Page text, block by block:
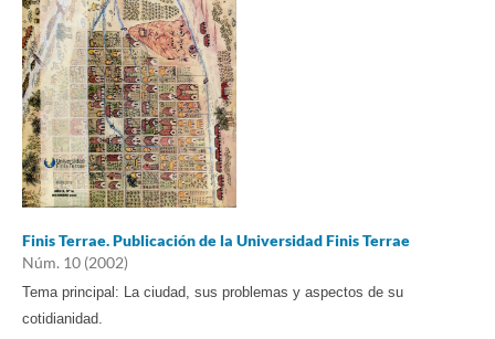
Finis Terrae. Publicación de la Universidad Finis Terrae
Núm. 10 (2002)
Tema principal: La ciudad, sus problemas y aspectos de su
cotidianidad.